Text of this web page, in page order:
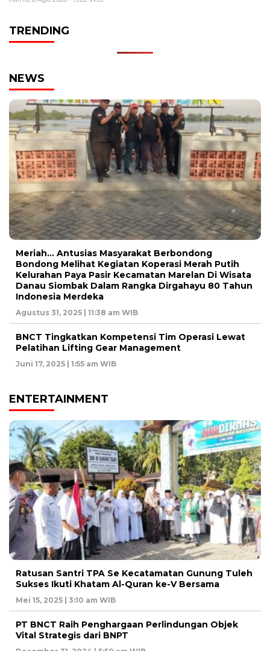
TRENDING
NEWS
Meriah… Antusias Masyarakat Berbondong
Bondong Melihat Kegiatan Koperasi Merah Putih
Kelurahan Paya Pasir Kecamatan Marelan Di Wisata
Danau Siombak Dalam Rangka Dirgahayu 80 Tahun
Indonesia Merdeka
Agustus 31, 2025 | 11:38 am WIB
BNCT Tingkatkan Kompetensi Tim Operasi Lewat
Pelatihan Lifting Gear Management
Juni 17, 2025 | 1:55 am WIB
ENTERTAINMENT
Ratusan Santri TPA Se Kecatamatan Gunung Tuleh
Sukses Ikuti Khatam Al-Quran ke-V Bersama
Mei 15, 2025 | 3:10 am WIB
PT BNCT Raih Penghargaan Perlindungan Objek
Vital Strategis dari BNPT